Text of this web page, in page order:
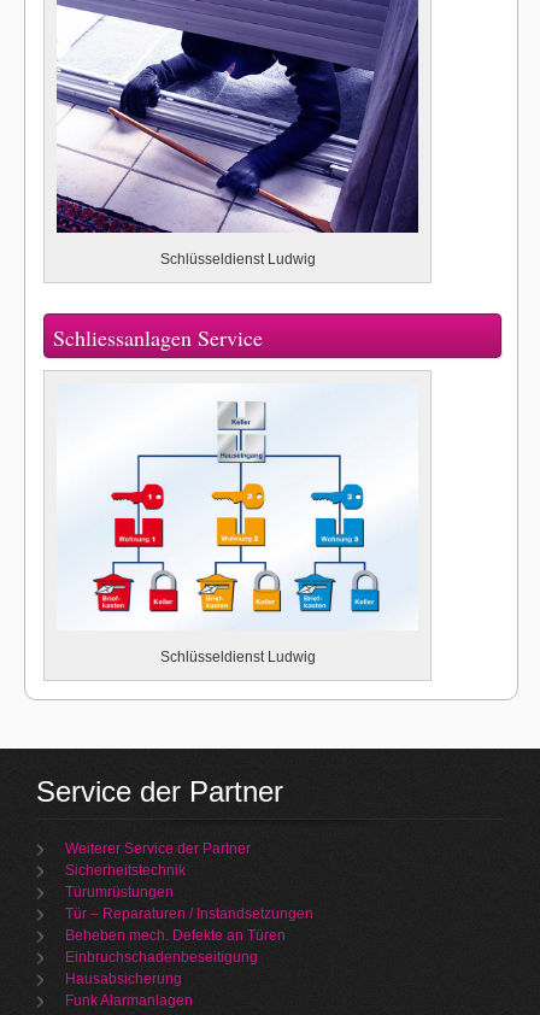
Schlüsseldienst Ludwig
Schliessanlagen Service
Schlüsseldienst Ludwig
Service der Partner
Weiterer Service der Partner
Sicherheitstechnik
Türumrüstungen
Tür – Reparaturen / Instandsetzungen
Beheben mech. Defekte an Türen
Einbruchschadenbeseitigung
Hausabsicherung
Funk Alarmanlagen